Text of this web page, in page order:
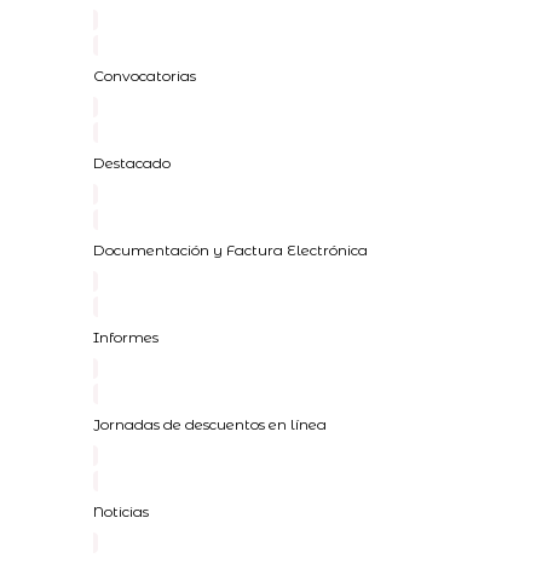
Convocatorias
Destacado
Documentación y Factura Electrónica
Informes
Jornadas de descuentos en línea
Noticias